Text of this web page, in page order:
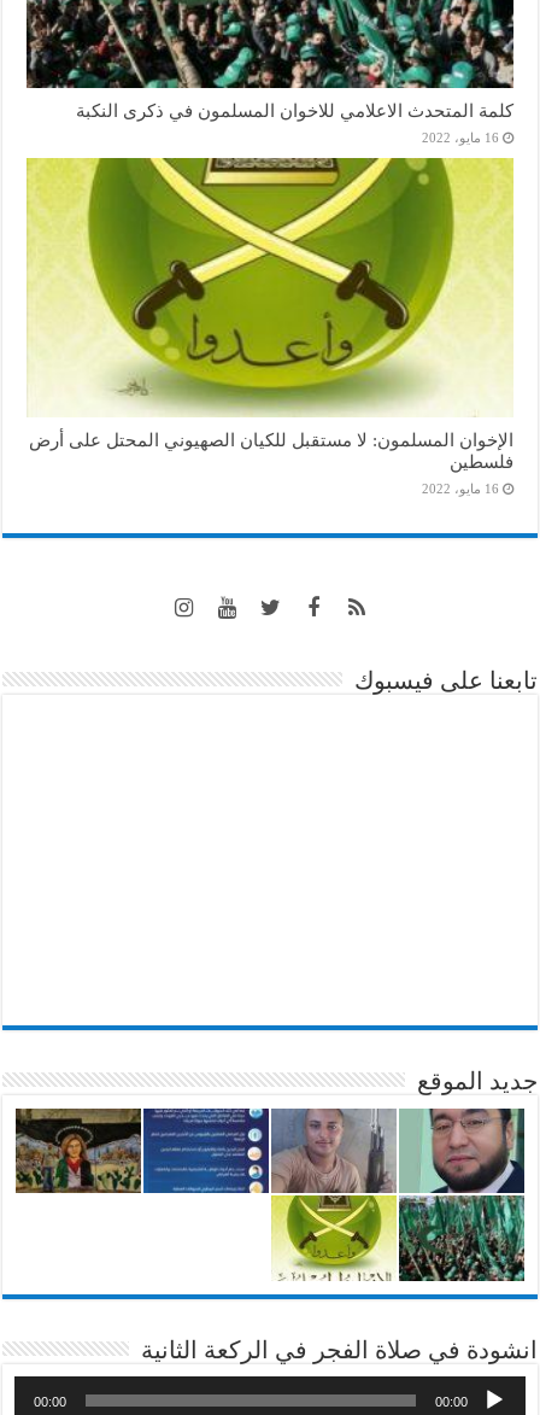
كلمة المتحدث الاعلامي للاخوان المسلمون في ذكرى النكبة
16 مايو، 2022
الإخوان المسلمون: لا مستقبل للكيان الصهيوني المحتل على أرض
فلسطين
16 مايو، 2022
تابعنا على فيسبوك
جديد الموقع
انشودة في صلاة الفجر في الركعة الثانية
00:00
00:00